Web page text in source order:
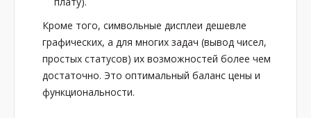
Кроме того, символьные дисплеи дешевле
графических, а для многих задач (вывод чисел,
простых статусов) их возможностей более чем
достаточно. Это оптимальный баланс цены и
функциональности.